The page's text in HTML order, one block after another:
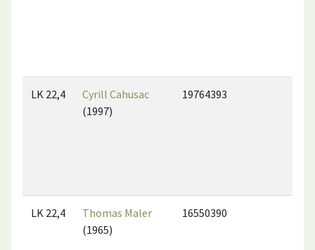
LK 22,4
Cyrill Cahusac
(1997)
19764393
LK 22,4
Thomas Maler
(1965)
16550390